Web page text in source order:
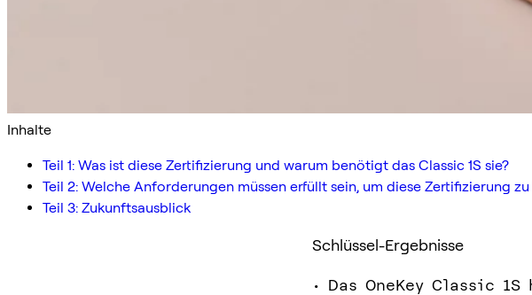
Inhalte
Teil 1: Was ist diese Zertifizierung und warum benötigt das Classic 1S sie?
Teil 2: Welche Anforderungen müssen erfüllt sein, um diese Zertifizierung
Teil 3: Zukunftsausblick
Schlüssel-Ergebnisse
• Das OneKey Classic